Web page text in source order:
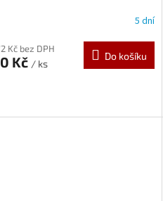
5 dní
Kč bez DPH
Kč / ks
Do košíku